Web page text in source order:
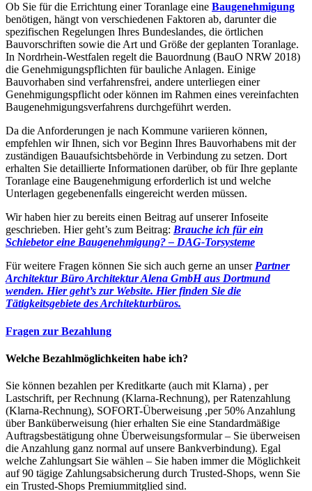
Ob Sie für die Errichtung einer Toranlage eine Baugenehmigung
benötigen, hängt von verschiedenen Faktoren ab, darunter die
spezifischen Regelungen Ihres Bundeslandes, die örtlichen
Bauvorschriften sowie die Art und Größe der geplanten Toranlage.
In Nordrhein-Westfalen regelt die Bauordnung (BauO NRW 2018)
die Genehmigungspflichten für bauliche Anlagen. Einige
Bauvorhaben sind verfahrensfrei, andere unterliegen einer
Genehmigungspflicht oder können im Rahmen eines vereinfachten
Baugenehmigungsverfahrens durchgeführt werden.
Da die Anforderungen je nach Kommune variieren können,
empfehlen wir Ihnen, sich vor Beginn Ihres Bauvorhabens mit der
zuständigen Bauaufsichtsbehörde in Verbindung zu setzen. Dort
erhalten Sie detaillierte Informationen darüber, ob für Ihre geplante
Toranlage eine Baugenehmigung erforderlich ist und welche
Unterlagen gegebenenfalls eingereicht werden müssen.
Wir haben hier zu bereits einen Beitrag auf unserer Infoseite
geschrieben. Hier geht’s zum Beitrag: Brauche ich für ein
Schiebetor eine Baugenehmigung? – DAG-Torsysteme
Für weitere Fragen können Sie sich auch gerne an unser Partner
Architektur Büro Architektur Alena GmbH aus Dortmund
wenden. Hier geht’s zur Website. Hier finden Sie die
Tätigkeitsgebiete des Architekturbüros.
Fragen zur Bezahlung
Welche Bezahlmöglichkeiten habe ich?
Sie können bezahlen per Kreditkarte (auch mit Klarna) , per
Lastschrift, per Rechnung (Klarna-Rechnung), per Ratenzahlung
(Klarna-Rechnung), SOFORT-Überweisung ,per 50% Anzahlung
über Banküberweisung (hier erhalten Sie eine Standardmäßige
Auftragsbestätigung ohne Überweisungsformular – Sie überweisen
die Anzahlung ganz normal auf unsere Bankverbindung). Egal
welche Zahlungsart Sie wählen – Sie haben immer die Möglichkeit
auf 90 tägige Zahlungsabsicherung durch Trusted-Shops, wenn Sie
ein Trusted-Shops Premiummitglied sind.